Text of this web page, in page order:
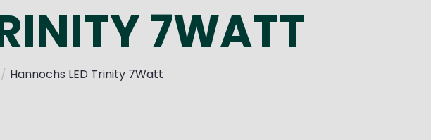
7WATT
/ Hannochs LED Trinity 7Watt